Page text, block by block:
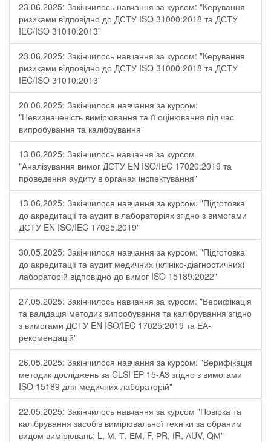
23.06.2025: Закінчилось навчання за курсом: "Керування
ризиками відповідно до ДСТУ ISO 31000:2018 та ДСТУ
IEC/ISO 31010:2013"
23.06.2025: Закінчилось навчання за курсом: "Керування
ризиками відповідно до ДСТУ ISO 31000:2018 та ДСТУ
IEC/ISO 31010:2013"
20.06.2025: Закінчилося навчання за курсом:
"Невизначеність вимірювання та її оцінювання під час
випробування та калібрування"
13.06.2025: Закінчилось навчання за курсом
"Аналізування вимог ДСТУ EN ISO/IEC 17020:2019 та
проведення аудиту в органах інспектування"
13.06.2025: Закінчилося навчання за курсом: "Підготовка
до акредитації та аудит в лабораторіях згідно з вимогами
ДСТУ EN ISO/IEC 17025:2019"
30.05.2025: Закінчилося навчання за курсом: "Підготовка
до акредитації та аудит медичних (клініко-діагностичних)
лабораторій відповідно до вимог ISO 15189:2022"
27.05.2025: Закінчилось навчання за курсом: "Верифікація
та валідація методик випробування та калібрування згідно
з вимогами ДСТУ EN ISO/IEC 17025:2019 та ЕА-
рекомендацій"
26.05.2025: Закінчилося навчання за курсом: "Верифікація
методик досліджень за CLSI EP 15-A3 згідно з вимогами
ISO 15189 для медичних лабораторій"
22.05.2025: Закінчилось навчання за курсом "Повірка та
калібрування засобів вимірювальної техніки за обраним
видом вимірювань: L, М, Т, ЕМ, F, РR, ІR, АUV, QМ"